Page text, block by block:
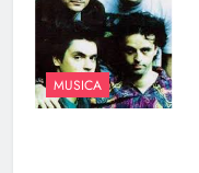
MUSICA